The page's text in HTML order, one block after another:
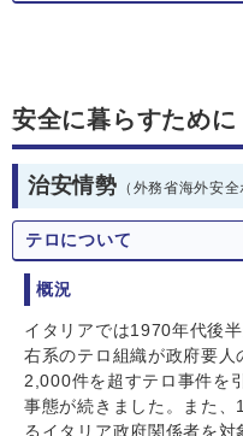
安全に暮らすために
治安情勢 （外務省海外安
テロについて
概況
イタリアでは1970年代後
右系のテロ組織が政府要人
2,000件を超すテロ事件を
事態が続きました。また
るイタリア政府関係者を